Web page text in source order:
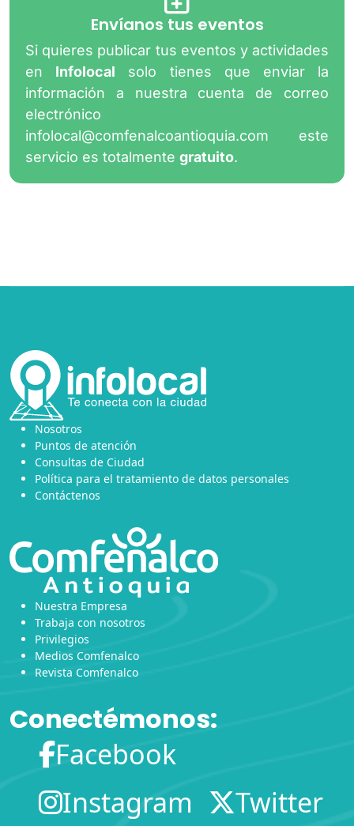
Envíanos tus eventos
Si quieres publicar tus eventos y actividades
en Infolocal solo tienes que enviar la
información a nuestra cuenta de correo
electrónico
infolocal@comfenalcoantioquia.com este
servicio es totalmente gratuito.
Nosotros
Puntos de atención
Consultas de Ciudad
Política para el tratamiento de datos personales
Contáctenos
Nuestra Empresa
Trabaja con nosotros
Privilegios
Medios Comfenalco
Revista Comfenalco
Conectémonos:
Facebook
Instagram
Twitter